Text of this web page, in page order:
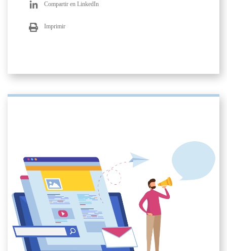
Compartir en LinkedIn
Imprimir